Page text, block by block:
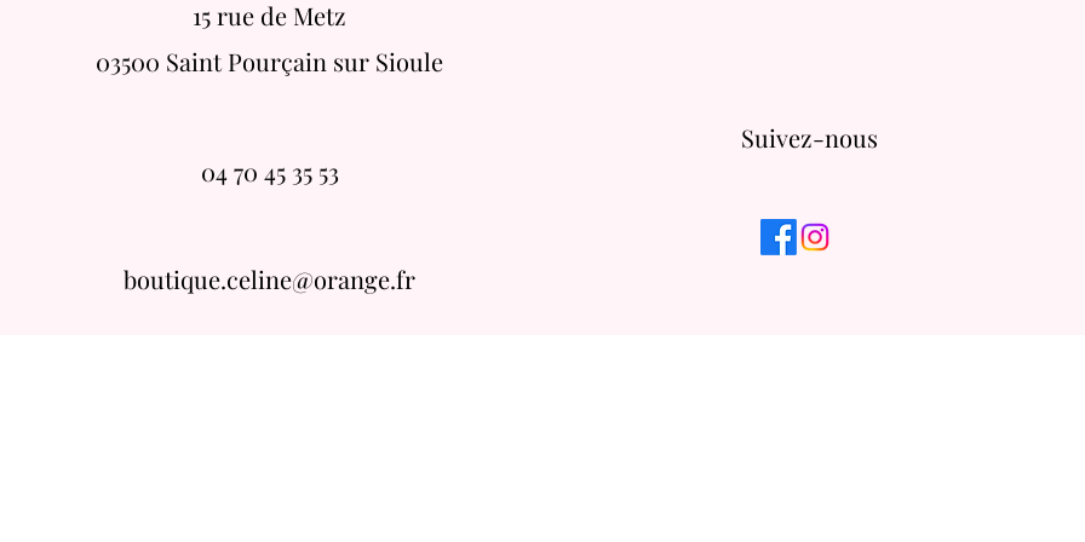
15 rue de Metz
03500 Saint Pourçain sur Sioule
04 70 45 35 53
boutique.celine@orange.fr
Suivez-nous